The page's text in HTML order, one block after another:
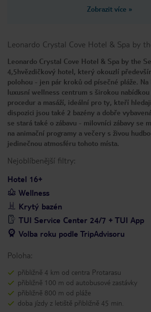
Zobrazit více »
Leonardo Crystal Cove Hotel & Spa by
Leonardo Crystal Cove Hotel & Spa by the
4,5hvězdičkový hotel, který okouzlí
polohou - jen pár kroků od písečné pláže. Na
luxusní wellness centrum s širokou nabídkou
procedur a masáží, ideální pro ty, kteří
dispozici jsou také 2 bazény a dobře
se stará také o zábavu - milovníci zábavy se
na animační programy a večery s živou
jedinečnou atmosféru tohoto místa.
Nejoblíbenější filtry:
Hotel 16+
Wellness
Krytý bazén
TUI Service Center 24/7 + TUI App
Volba roku podle TripAdvisoru
Poloha:
přibližně 4 km od centra Protarasu
přibližně 100 m od autobusové zastávky
přibližně 800 m od pláže
doba jízdy z letiště přibližně 45 min.